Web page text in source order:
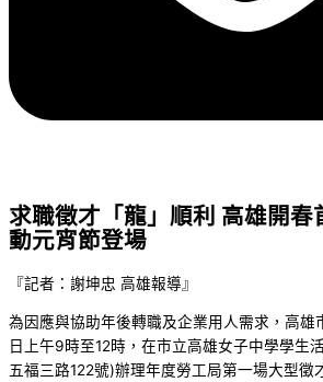
求職徵才「龍」順利 高雄開春
動元宵節登場
『記者：謝坤忠 高雄報導』
為因應與協助年後轉職及企業用人需求，高雄
日上午9時至12時，在市立高雄女子中學學生
五福三路122號)辦理年度勞工局第一場大型徵